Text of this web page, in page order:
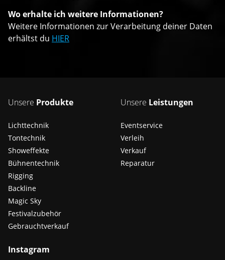
Wo erhalte ich weitere Informationen?
Weitere Informationen zur Verarbeitung deiner Daten
erhältst du HIER
Unsere Produkte
Lichttechnik
Tontechnik
Showeffekte
Bühnentechnik
Rigging
Backline
Magic Sky
Festivalzubehör
Gebrauchtverkauf
Unsere Leistungen
Eventservice
Verleih
Verkauf
Reparatur
Instagram